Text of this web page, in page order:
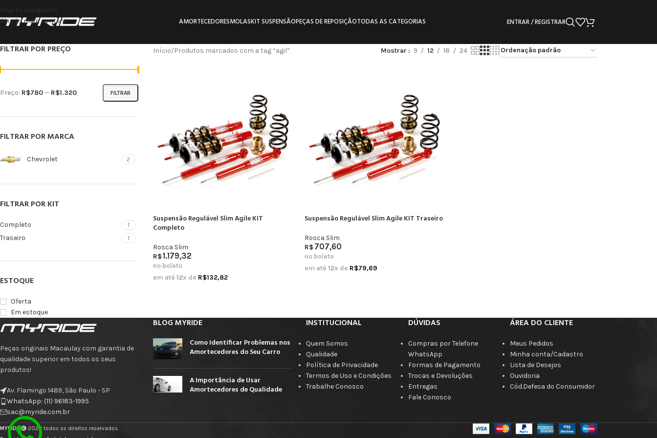
Skip to navigation
Skip to main content
AMORTECEDORESMOLASKIT SUSPENSÃOPEÇAS DE REPOSIÇÃOTODAS AS CATEGORIAS ENTRAR / REGISTRAR
FILTRAR POR PREÇO
FILTRAR
Preço: R$780— R$1.320
FILTRAR POR MARCA
Chevrolet 2
FILTRAR POR KIT
Completo 1
Traseiro 1
ESTOQUE
Oferta
Em estoque
Início Produtos marcados com a tag “agil” Mostrar 9 12 18 24
Suspensão Regulável Slim Agile KIT
Completo
Rosca Slim
R$1.179,32
no boleto
em até 12x de R$132,82
Suspensão Regulável Slim Agile KIT Traseiro
Rosca Slim
R$707,60
no boleto
em até 12x de R$79,69
Peças originais Macaulay com garantia de
qualidade superior em todos os seus
produtos!
Av. Flamingo 1489, São Paulo - SP
WhatsApp: (11) 96183-1995
sac@myride.com.br
BLOG MYRIDE
Como Identificar Problemas nos
Amortecedores do Seu Carro
A Importância de Usar
Amortecedores de Qualidade
INSTITUCIONAL
Quem Somos
Qualidade
Política de Privacidade
Termos de Uso e Condições
Trabalhe Conosco
DÚVIDAS
Compras por Telefone
WhatsApp
Formas de Pagamento
Trocas e Devoluções
Entregas
Fale Conosco
ÁREA DO CLIENTE
Meus Pedidos
Minha conta/Cadastro
Lista de Desejos
Ouvidoria
Cód.Defesa do Consumidor
MYRIDE
2023 todos os direitos reservados.